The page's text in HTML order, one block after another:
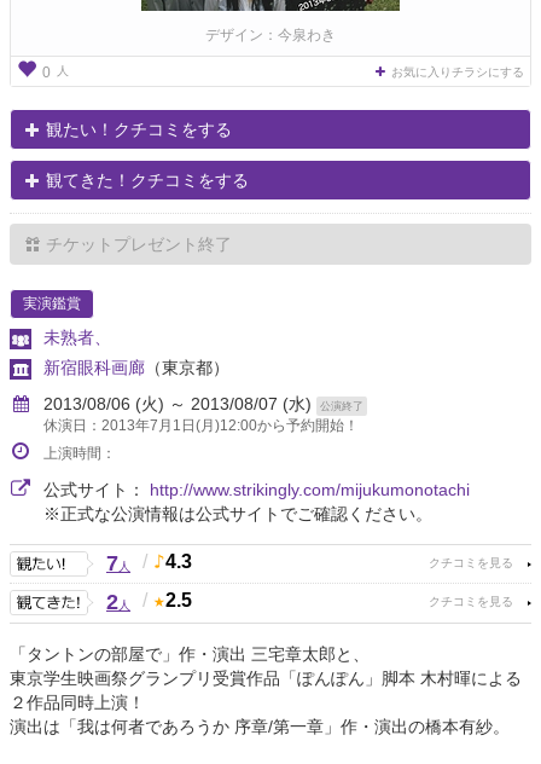
デザイン：今泉わき
0 人 お気に入りチラシにする
観たい！クチコミをする
観てきた！クチコミをする
チケットプレゼント終了
実演鑑賞
未熟者、
新宿眼科画廊 （東京都）
2013/08/06 (火) ～ 2013/08/07 (水)
公演終了
休演日：2013年7月1日(月)12:00から予約開始！
上演時間：
公式サイト： http://www.strikingly.com/mijukumonotachi
※正式な公演情報は公式サイトでご確認ください。
7人 / 4.3
2人 / 2.5
「タントンの部屋で」作・演出 三宅章太郎と、
東京学生映画祭グランプリ受賞作品「ぽんぽん」脚本 木村暉による
２作品同時上演！
演出は「我は何者であろうか 序章/第一章」作・演出の橋本有紗。